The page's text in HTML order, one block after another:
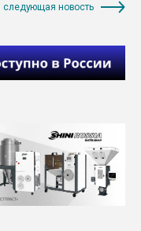
следующая новость